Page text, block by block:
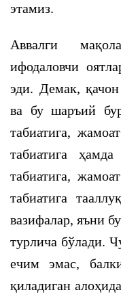
этамиз.
Аввалги
ифодаловчи
эди. Демак,
ва бу шаръий
табиатига,
табиатига
табиатига,
табиатига
вазифалар, яъни
турлича бўлади.
ечим эмас,
қиладиган